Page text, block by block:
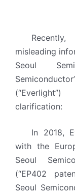
misleading
Seoul
clarification:
In 2018,
with the
Seoul
(“EP402
Seoul